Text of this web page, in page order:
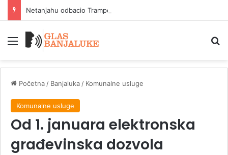
Netanjahu odbacio Trampov plan za Gazu
Meni
Početna / Banjaluka / Komunalne usluge
Komunalne usluge
Od 1. januara elektronska
građevinska dozvola